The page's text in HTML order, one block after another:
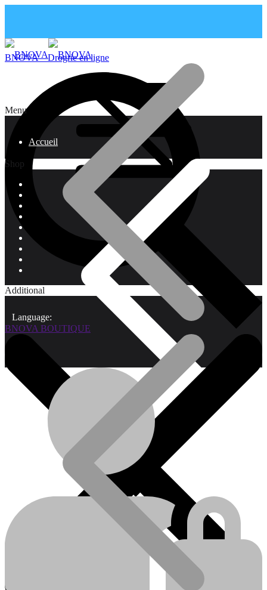
Menu
Accueil
Qui sommes-nous?
Shop
Additional
Language:
BNOVA – Drogrie en ligne
BNOVA BOUTIQUE